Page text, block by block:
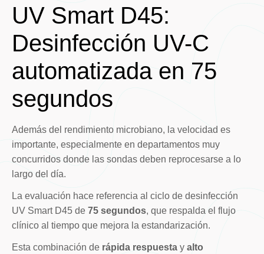
UV Smart D45:
Desinfección UV-C
automatizada en 75
segundos
Además del rendimiento microbiano, la velocidad es
importante, especialmente en departamentos muy
concurridos donde las sondas deben reprocesarse a lo
largo del día.
La evaluación hace referencia al ciclo de desinfección
UV Smart D45 de 75 segundos, que respalda el flujo
clínico al tiempo que mejora la estandarización.
Esta combinación de rápida respuestay alto